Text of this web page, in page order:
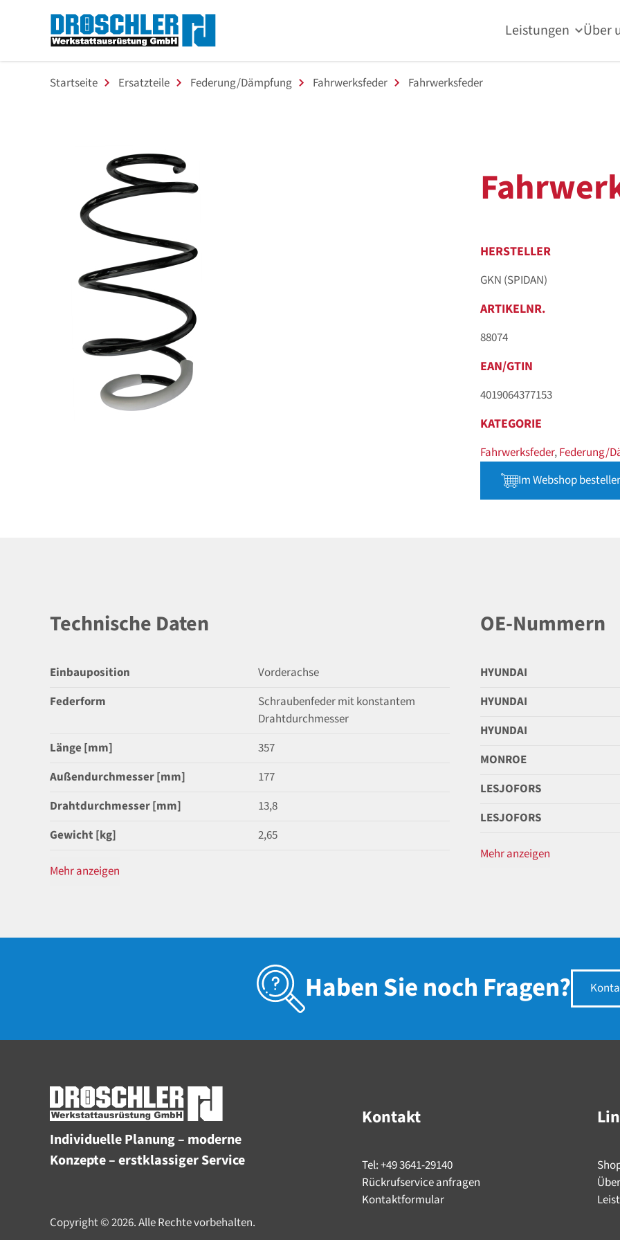
Leistungen Über
Startseite Ersatzteile Federung/Dämpfung Fahrwerksfeder Fahrwerksfeder
HERSTELLER
GKN (SPIDAN)
ARTIKELNR.
88074
EAN/GTIN
4019064377153
KATEGORIE
Fahrwerksfeder,Federung/
Im Webshop
Technische Daten
Einbauposition
Vorderachse
Federform
Schraubenfeder mit konstantem
Drahtdurchmesser
Länge [mm]
357
Außendurchmesser [mm]
177
Drahtdurchmesser [mm]
13,8
Gewicht [kg]
2,65
Mehr anzeigen
OE-Nummern
HYUNDAI
HYUNDAI
HYUNDAI
MONROE
LESJOFORS
LESJOFORS
Mehr anzeigen
Haben Sie noch Fragen?
Individuelle Planung – moderne
Konzepte – erstklassiger Service
Kontakt
Tel: +49 3641-29140
Rückrufservice anfragen
Kontaktformular
Copyright © 2026. Alle Rechte vorbehalten.